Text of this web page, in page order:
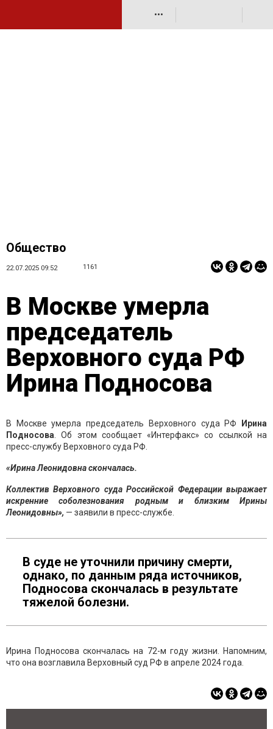
•••
Общество
22.07.2025 09:52 1161
В Москве умерла
председатель
Верховного суда РФ
Ирина Подносова
В Москве умерла председатель Верховного суда РФ
Ирина
Подносова . Об этом сообщает «Интерфакс» со ссылкой на
пресс-службу Верховного суда РФ.
«Ирина Леонидовна скончалась.
Коллектив Верховного суда Российской Федерации выражает
искренние соболезнования родным и близким Ирины
Леонидовны», — заявили в пресс-службе.
В суде не уточнили причину смерти,
однако, по данным ряда источников,
Подносова скончалась в результате
тяжелой болезни.
Ирина Подносова скончалась на 72-м году жизни. Напомним,
что она возглавила Верховный суд РФ в апреле 2024 года.